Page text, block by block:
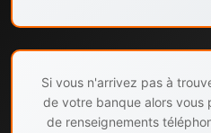
Si vous n'arrivez pas à
de votre banque alors vous
de renseignements